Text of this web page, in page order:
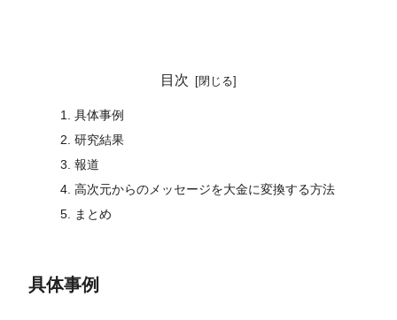
目次
具体事例
研究結果
報道
高次元からのメッセージを大金に変換する方法
まとめ
具体事例